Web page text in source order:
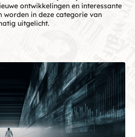
ontwikkelingen en interessante
worden in deze categorie van
uitgelicht.